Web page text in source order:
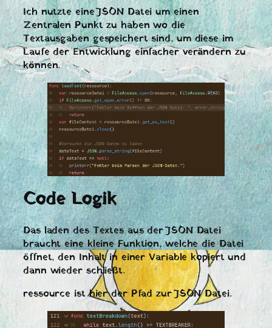
Ich nutzte eine JSON Datei um einen
Zentralen Punkt zu haben wo die
Textausgaben gespeichert sind, um diese im
Laufe der Entwicklung einfacher verändern zu
können.
Code Logik
Das laden des Textes aus der JSON Datei
braucht eine kleine Funktion, welche die Datei
öffnet, den Inhalt in einer Variable kopiert und
dann wieder schließt.
ressource ist hier der Pfad zur JSON Datei.